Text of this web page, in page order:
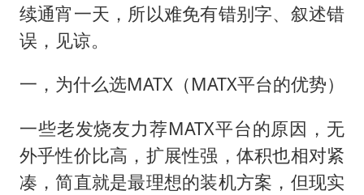
续通宵一天，所以难免有错别字、叙述错
误，见谅。
一，为什么选MATX（MATX平台的优势）
一些老发烧友力荐MATX平台的原因，无
外乎性价比高，扩展性强，体积也相对紧
凑，简直就是最理想的装机方案，但现实